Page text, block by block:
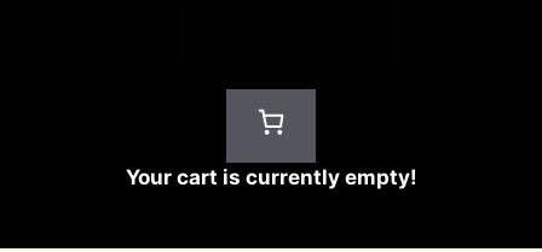
Your cart is currently empty!